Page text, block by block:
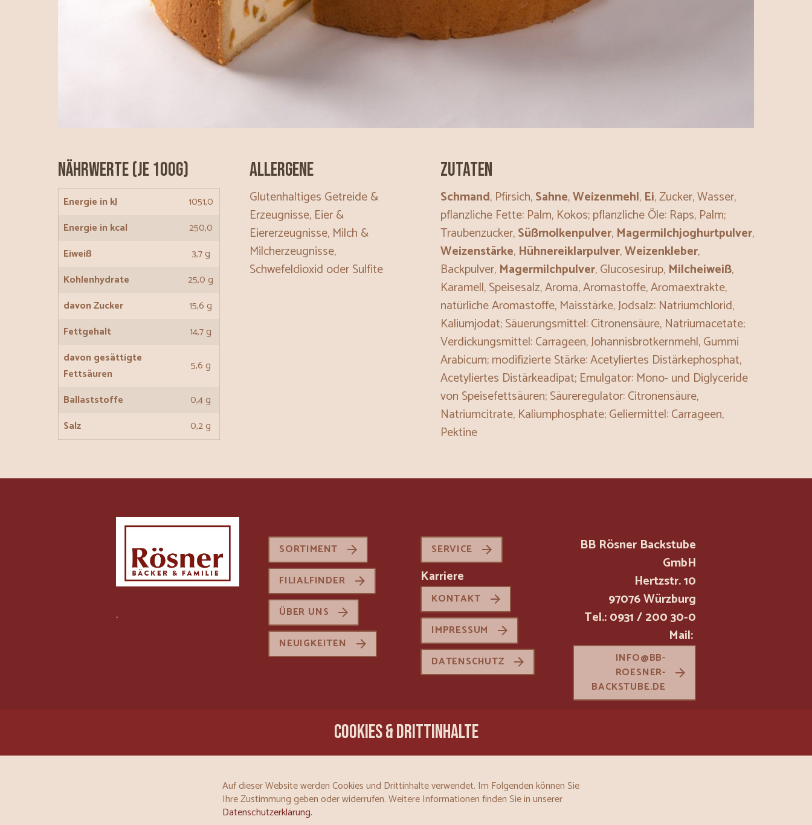
Nährwerte (je 100g)
Energie in kJ
1051,0
Energie in kcal
250,0
Eiweiß
3,7 g
Kohlenhydrate
25,0 g
davon Zucker
15,6 g
Fettgehalt
14,7 g
davon gesättigte
Fettsäuren
5,6 g
Ballaststoffe
0,4 g
Salz
0,2 g
Allergene
Glutenhaltiges Getreide &
Erzeugnisse, Eier &
Eiererzeugnisse, Milch &
Milcherzeugnisse,
Schwefeldioxid oder Sulfite
Zutaten
Schmand, Pfirsich,Sahne,Weizenmehl, Ei, Zucker, Wasser,
pflanzliche Fette: Palm, Kokos; pflanzliche Öle: Raps, Palm;
Traubenzucker,Süßmolkenpulver, Magermilchjoghurtpulver,
Weizenstärke, Hühnereiklarpulver,Weizenkleber,
Backpulver, Magermilchpulver, Glucosesirup, Milcheiweiß,
Karamell, Speisesalz, Aroma, Aromastoffe, Aromaextrakte,
natürliche Aromastoffe, Maisstärke, Jodsalz: Natriumchlorid,
Kaliumjodat; Säuerungsmittel: Citronensäure, Natriumacetate;
Verdickungsmittel: Carrageen, Johannisbrotkernmehl, Gummi
Arabicum; modifizierte Stärke: Acetyliertes Distärkephosphat,
Acetyliertes Distärkeadipat; Emulgator: Mono- und Diglyceride
von Speisefettsäuren; Säureregulator: Citronensäure,
Natriumcitrate, Kaliumphosphate; Geliermittel: Carrageen,
Pektine
.
SORTIMENT
FILIALFINDER
ÜBER UNS
NEUIGKEITEN
SERVICE
Karriere
KONTAKT
IMPRESSUM
DATENSCHUTZ
BB Rösner Backstube
GmbH
Hertzstr. 10
97076 Würzburg
Tel.: 0931 / 200 30-0
Mail:
INFO@BB-
ROESNER-
BACKSTUBE.DE
COOKIES & DRITTINHALTE
Auf dieser Website werden Cookies und Drittinhalte verwendet. Im Folgenden können Sie
Ihre Zustimmung geben oder widerrufen. Weitere Informationen finden Sie in unserer
Datenschutzerklärung.